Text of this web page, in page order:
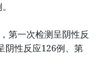
第一次检测呈阴性反
阴性反应126例、第